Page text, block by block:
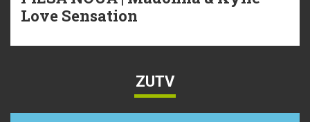
Love Sensation
ZUTV